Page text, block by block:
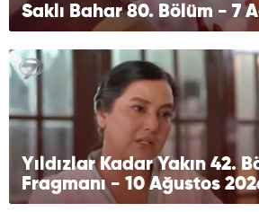
Saklı Bahar 80. Bölüm - 7
Yıldızlar Kadar Yakın 42.
Fragmanı - 10 Ağustos